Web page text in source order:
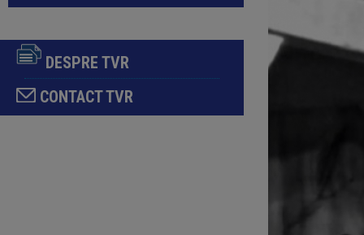
DESPRE TVR
CONTACT TVR